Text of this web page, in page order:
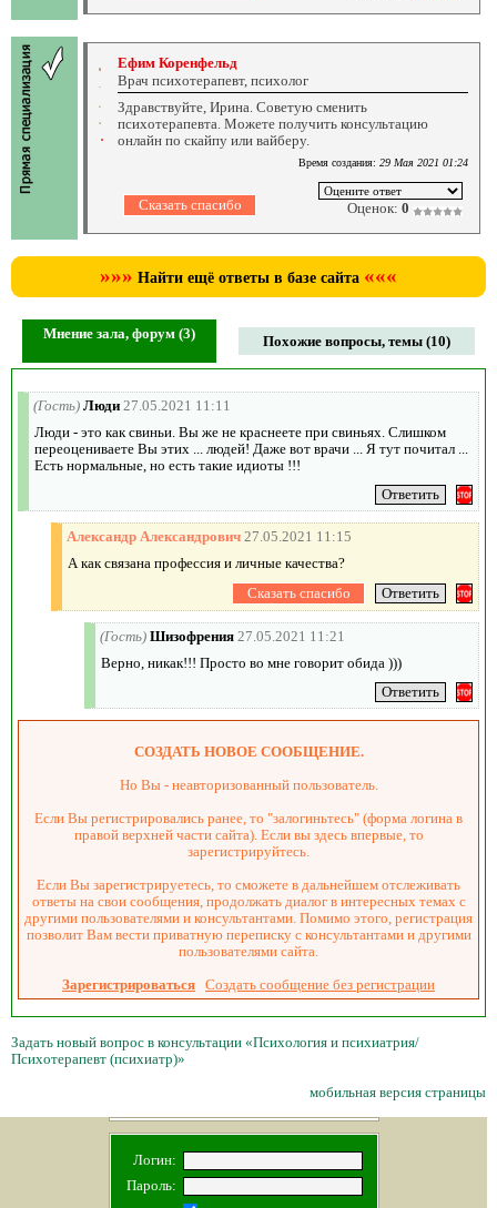
Ефим Коренфельд
Врач психотерапевт, психолог
Здравствуйте, Ирина. Советую сменить
психотерапевта. Можете получить консультацию
онлайн по скайпу или вайберу.
Время создания: 29 Мая 2021 01:24
Оценок: 0
»»» Найти ещё ответы в базе сайта «««
Мнение зала, форум (3) Похожие вопросы, темы (10)
(Гость) Люди 27.05.2021 11:11
Люди - это как свиньи. Вы же не краснеете при свиньях. Слишком
переоцениваете Вы этих ... людей! Даже вот врачи ... Я тут почитал ...
Есть нормальные, но есть такие идиоты !!!
Александр Александрович 27.05.2021 11:15
А как связана профессия и личные качества?
(Гость) Шизофрения 27.05.2021 11:21
Верно, никак!!! Просто во мне говорит обида )))
СОЗДАТЬ НОВОЕ СООБЩЕНИЕ.
Но Вы - неавторизованный пользователь.
Если Вы регистрировались ранее, то "залогиньтесь" (форма логина в
правой верхней части сайта). Если вы здесь впервые, то
зарегистрируйтесь.
Если Вы зарегистрируетесь, то сможете в дальнейшем отслеживать
ответы на свои сообщения, продолжать диалог в интересных темах с
другими пользователями и консультантами. Помимо этого, регистрация
позволит Вам вести приватную переписку с консультантами и другими
пользователями сайта.
Зарегистрироваться Создать сообщение без регистрации
Задать новый вопрос в консультации «Психология и психиатрия/
Психотерапевт (психиатр)»
мобильная версия страницы
Логин:
Пароль: